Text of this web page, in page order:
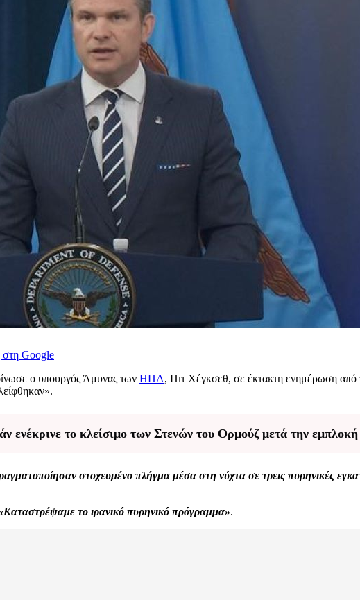
Google
ο υπουργός Άμυνας των ΗΠΑ, Πιτ Χέγκσεθ, σε έκτακτη ενημέρωση
το κλείσιμο των Στενών του Ορμούζ μετά την
στοχευμένο πλήγμα μέσα στη νύχτα σε τρεις πυρηνικές
το ιρανικό πυρηνικό πρόγραμμα».